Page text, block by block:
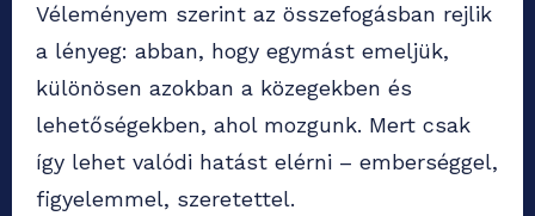
Véleményem szerint az összefogásban rejlik
a lényeg: abban, hogy egymást emeljük,
különösen azokban a közegekben és
lehetőségekben, ahol mozgunk. Mert csak
így lehet valódi hatást elérni – emberséggel,
figyelemmel, szeretettel.